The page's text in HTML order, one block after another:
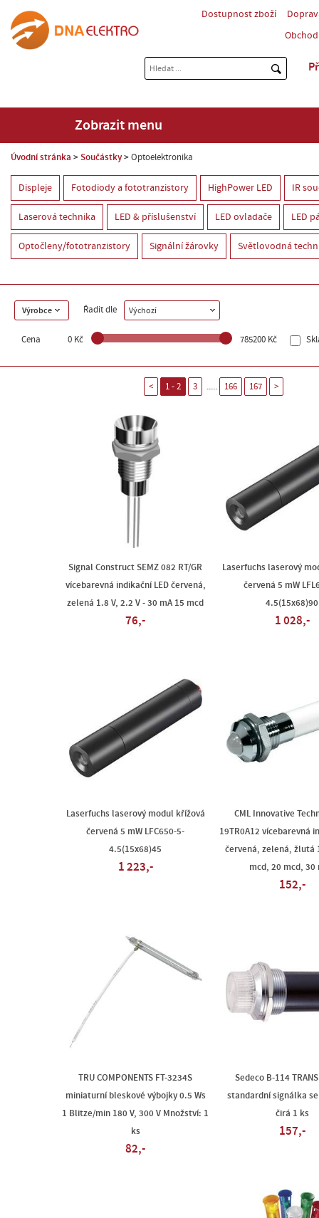
Dostupnost zboží
Zobrazit menu
Úvodní stránka Součástky Optoelektronika
Displeje Fotodiody a fototranzistory HighPower LED IR
Laserová technika LED & příslušenství LED ovladače LED
Optočleny/fototranzistory Signální žárovky Světlovodná
Výrobce Řadit dle Výchozí
Cena 0 Kč 785200 Kč
< 1 - 2 3 ..... 166 167 >
Signal Construct SEMZ 082 RT/GR
vícebarevná indikační LED červená,
zelená 1.8 V, 2.2 V - 30 mA 15 mcd
76,-
Laserfuchs laserový
červená 5 mW
4.5(15x68)90
1 028,-
Laserfuchs laserový modul křížová
červená 5 mW LFC650-5-
4.5(15x68)45
1 223,-
CML Innovative
19TR0A12 vícebarevná
červená, zelená, žlutá
mcd, 20 mcd, 30
152,-
TRU COMPONENTS FT-3234S
miniaturní bleskové výbojky 0.5 Ws
1 Blitze/min 180 V, 300 V Množství: 1
ks
82,-
Sedeco B-114
standardní signálka
čirá 1 ks
157,-